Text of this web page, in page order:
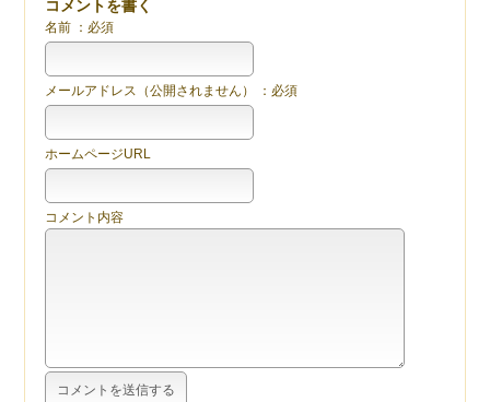
コメントを書く
名前 ：必須
メールアドレス（公開されません） ：必須
ホームページURL
コメント内容